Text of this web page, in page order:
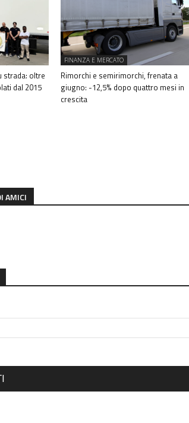
strada: oltre
dal 2015
FINANZA E MERCATO
Rimorchi e semirimorchi, frenata a
giugno: -12,5% dopo quattro mesi in
crescita
AMICI